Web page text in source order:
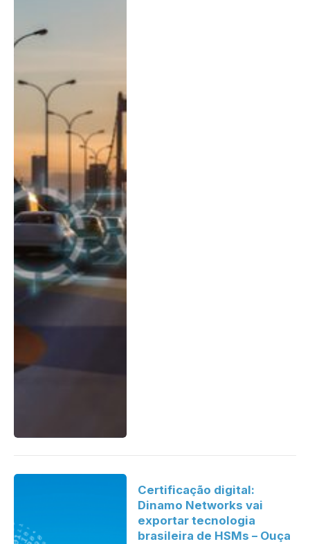
Certificação digital:
Dinamo Networks vai
exportar tecnologia
brasileira de HSMs – Ouça